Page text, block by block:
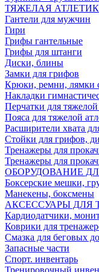
ТЯЖЕЛАЯ
Гантели для мужчин
Гири
Грифы гантельные
Грифы для штанги
Диски, блины
Замки для грифов
Крюки, ремни, лямки
Накладки
Перчатки для тяжелой
Пояса для тяжелой
Расширители хвата
Стойки для грифов,
Тренажеры для
Тренажеры для
ОБОРУДОВАНИЕ
Боксерские мешки,
Манекены, боксмены
АКСЕССУАРЫ ДЛЯ
Кардиодатчики,
Коврики для
Смазка для беговых
Запасные части
Спорт. инвентарь
Тренировочный